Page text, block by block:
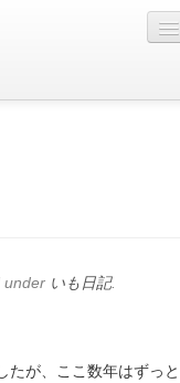
under いも日記.
たが、ここ数年はずっと